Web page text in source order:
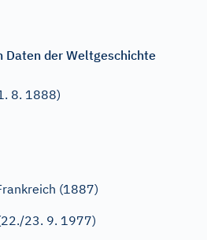
Daten der Weltgeschichte
8. 1888)
(1887)
23. 9. 1977)